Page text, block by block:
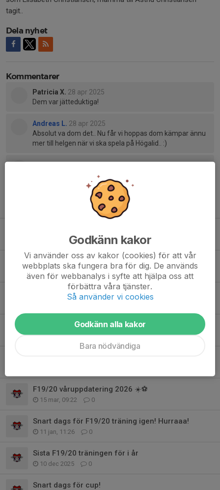
tagit..
Dela nyhet
Kommentarer
Patricia X. 28 apr 2025
Dem var jätteduktiga!
Andreas L. 28 apr 2025
Absolut va dom det.. Nu får vi hoppas dom kämpar ännu
mer till helgen när vi ska spela på Högalid.. :)
Dem var så duktiga 😍
Idag, 09:15 0
Sammandrag Högalid 14/6
14 jun, 21:57 2
F19 levererar fotbollsmagi i Höllviken!
Målfest i Höllviken!
9 maj, 22:27 1
F19/20 våruppdatering 2026 ☀️⚽
15 mar, 09:22 0
Snart dags för F19/20 träning igen! Hurraaa!
11 jan, 11:26 0
Sista F19/20 träningen för i år
10 dec 2025 0
Snart dags för cup!
Godkänn kakor
Vi använder oss av kakor (cookies) för att vår
webbplats ska fungera bra för dig. De används
även för webbanalys i syfte att hjälpa oss att
förbättra våra tjänster.
Så använder vi cookies
Godkänn alla kakor
Bara nödvändiga